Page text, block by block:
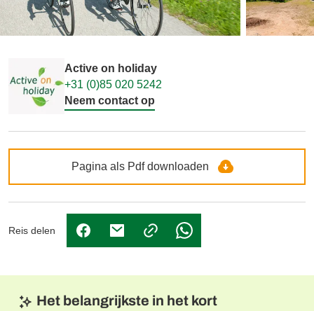
Active on holiday
+31 (0)85 020 5242
Neem contact op
Pagina als Pdf downloaden
Reis delen
(Link opent in nieuw tabblad)
(Link opent in nieuw tabblad)
(Link opent in nieuw
Het belangrijkste in het kort